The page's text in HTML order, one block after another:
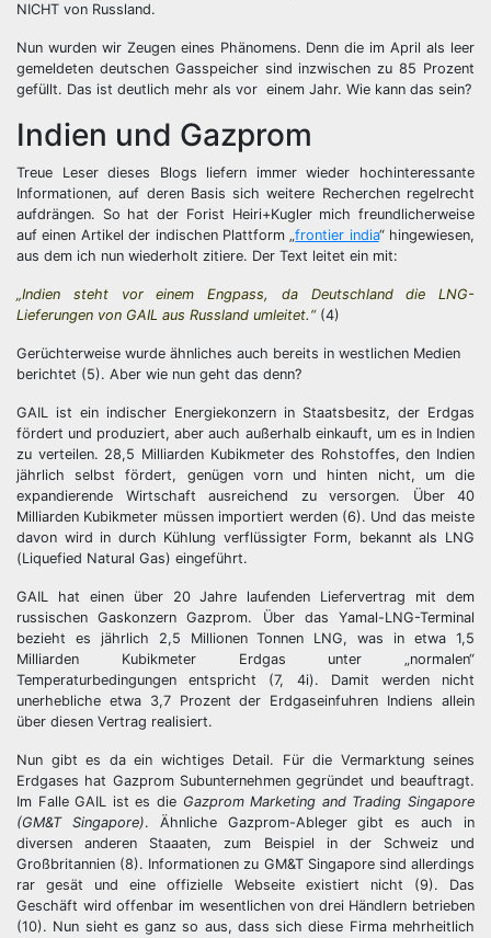
NICHT von Russland.
Nun wurden wir Zeugen eines Phänomens. Denn die im April als leer
gemeldeten deutschen Gasspeicher sind inzwischen zu 85 Prozent
gefüllt. Das ist deutlich mehr als vor einem Jahr. Wie kann das sein?
Indien und Gazprom
Treue Leser dieses Blogs liefern immer wieder hochinteressante
Informationen, auf deren Basis sich weitere Recherchen regelrecht
aufdrängen. So hat der Forist Heiri+Kugler mich freundlicherweise
auf einen Artikel der indischen Plattform „frontier india“ hingewiesen,
aus dem ich nun wiederholt zitiere. Der Text leitet ein mit:
„Indien steht vor einem Engpass, da Deutschland die LNG-
Lieferungen von GAIL aus Russland umleitet.“(4)
Gerüchterweise wurde ähnliches auch bereits in westlichen Medien
berichtet (5). Aber wie nun geht das denn?
GAIL ist ein indischer Energiekonzern in Staatsbesitz, der Erdgas
fördert und produziert, aber auch außerhalb einkauft, um es in Indien
zu verteilen. 28,5 Milliarden Kubikmeter des Rohstoffes, den Indien
jährlich selbst fördert, genügen vorn und hinten nicht, um die
expandierende Wirtschaft ausreichend zu versorgen. Über 40
Milliarden Kubikmeter müssen importiert werden (6). Und das meiste
davon wird in durch Kühlung verflüssigter Form, bekannt als LNG
(Liquefied Natural Gas) eingeführt.
GAIL hat einen über 20 Jahre laufenden Liefervertrag mit dem
russischen Gaskonzern Gazprom. Über das Yamal-LNG-Terminal
bezieht es jährlich 2,5 Millionen Tonnen LNG, was in etwa 1,5
Milliarden Kubikmeter Erdgas unter „normalen“
Temperaturbedingungen entspricht (7, 4i). Damit werden nicht
unerhebliche etwa 3,7 Prozent der Erdgaseinfuhren Indiens allein
über diesen Vertrag realisiert.
Nun gibt es da ein wichtiges Detail. Für die Vermarktung seines
Erdgases hat Gazprom Subunternehmen gegründet und beauftragt.
Im Falle GAIL ist es die Gazprom Marketing and Trading Singapore
(GM&T Singapore). Ähnliche Gazprom-Ableger gibt es auch in
diversen anderen Staaaten, zum Beispiel in der Schweiz und
Großbritannien (8). Informationen zu GM&T Singapore sind allerdings
rar gesät und eine offizielle Webseite existiert nicht (9). Das
Geschäft wird offenbar im wesentlichen von drei Händlern betrieben
(10). Nun sieht es ganz so aus, dass sich diese Firma mehrheitlich